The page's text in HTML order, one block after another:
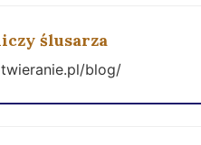
ślusarza
blog/